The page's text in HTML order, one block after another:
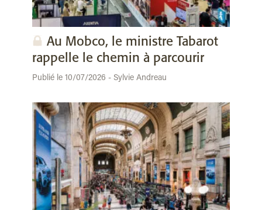
Au Mobco, le ministre Tabarot
rappelle le chemin à parcourir
Publié le 10/07/2026 - Sylvie Andreau